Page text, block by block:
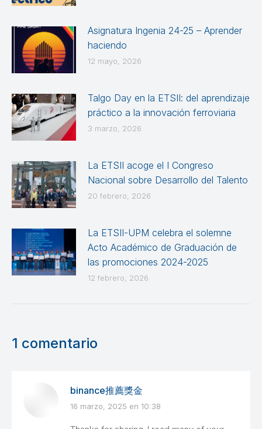
Asignatura Ingenia 24-25 – Aprender
haciendo
12 mayo, 2026
Talgo Day en la ETSII: del aprendizaje
práctico a la innovación ferroviaria
3 marzo, 2026
La ETSII acoge el I Congreso
Nacional sobre Desarrollo del Talento
20 febrero, 2026
La ETSII-UPM celebra el solemne
Acto Académico de Graduación de
las promociones 2024-2025
12 febrero, 2026
1 comentario
binance推薦獎金
dice:
16 marzo, 2025 en 10:38